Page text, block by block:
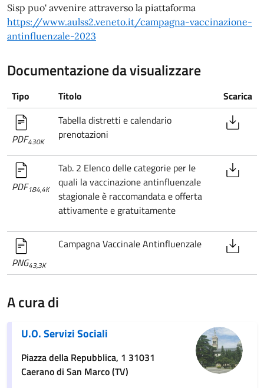
Sisp puo' avvenire attraverso la piattaforma
https://www.aulss2.veneto.it/campagna-vaccinazione-
antinfluenzale-2023
Documentazione da visualizzare
Tipo Titolo Scarica
PDF430K
Tabella distretti e calendario
prenotazioni
PDF184,4K
Tab. 2 Elenco delle categorie per le
quali la vaccinazione antinfluenzale
stagionale è raccomandata e offerta
attivamente e gratuitamente
PNG43,3K
Campagna Vaccinale Antinfluenzale
A cura di
U.O. Servizi Sociali
Piazza della Repubblica, 1 31031
Caerano di San Marco (TV)